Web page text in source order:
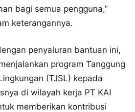
bagi semua pengguna,”
keterangannya.
penyaluran bantuan ini,
program Tanggung
(TJSL) kepada
di wilayah kerja PT KAI
memberikan kontribusi